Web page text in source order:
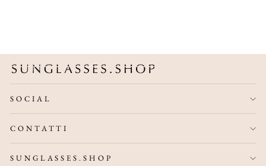
SOCIAL
CONTATTI
SUNGLASSES.SHOP